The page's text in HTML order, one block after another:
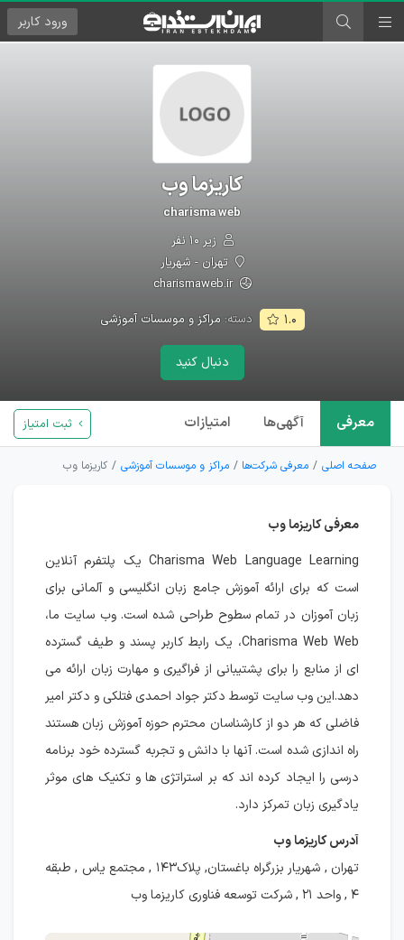
ورود کاربر
کاریزما وب
charisma web
زیر ۱۰ نفر
تهران - شهریار
charismaweb.ir
۱.۰ دسته:مراکز و موسسات آموزشی
دنبال کنید
معرفی آگهی‌ها امتیازات ثبت امتیاز
صفحه اصلی معرفی شرکت‌ها مراکز و موسسات آموزشی کاریزما وب
معرفی کاریزما وب
Charisma Web Language Learning یک پلتفرم آنلاین
است که برای ارائه آموزش جامع زبان انگلیسی و آلمانی برای
زبان آموزان در تمام سطوح طراحی شده است. وب سایت ما،
Charisma Web Web، یک رابط کاربر پسند و طیف گسترده
ای از منابع را برای پشتیبانی از فراگیری و مهارت زبان ارائه می
دهد.این وب سایت توسط دکتر جواد احمدی فتلکی و دکتر امیر
فاضلی که هر دو از کارشناسان محترم حوزه آموزش زبان هستند
راه اندازی شده است. آنها با دانش و تجربه گسترده خود برنامه
درسی را ایجاد کرده اند که بر استراتژی ها و تکنیک های موثر
یادگیری زبان تمرکز دارد.
آدرس کاریزما وب
تهران , شهریار بزرگراه باغستان, پلاک۱۴۳ , مجتمع یاس , طبقه
۴ , واحد ۲۱ , شرکت توسعه فناوری کاریزما وب